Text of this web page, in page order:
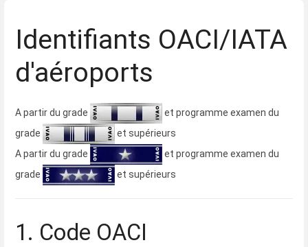
Identifiants OACI/IATA
d'aéroports
A partir du grade
et programme examen du
grade
et supérieurs
A partir du grade
et programme examen du
grade
et supérieurs
1. Code OACI